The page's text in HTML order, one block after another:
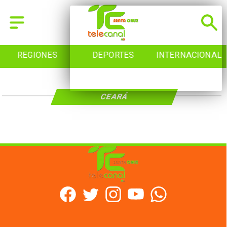
REGIONES DEPORTES INTERNACIONAL
CEARÁ